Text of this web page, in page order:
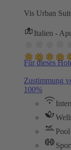
Vis Urban
Italien -
Für dieses
Zustimmung
100%
Pool